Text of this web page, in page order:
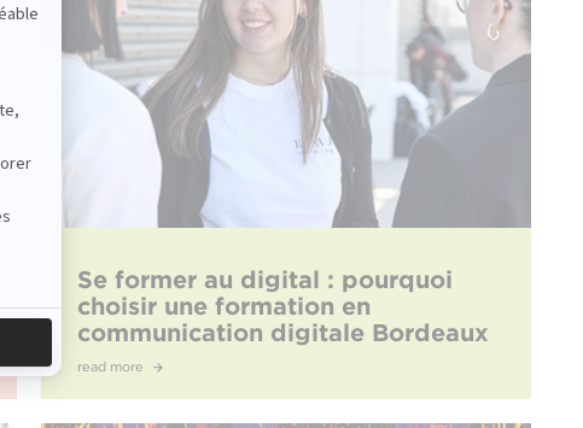
Se former au digital : pourquoi
choisir une formation en
communication digitale Bordeaux
à l’EFAP ?
read more